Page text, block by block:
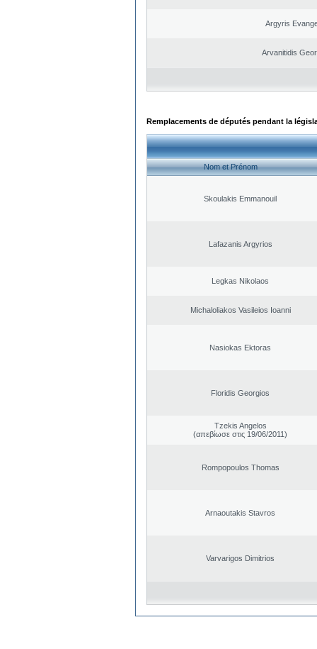
Argyris
Arvanitidis
Remplacements de députés pendant la
Nom et Prénom
Skoulakis Emmanouil
Lafazanis Argyrios
Legkas Nikolaos
Michaloliakos Vasileios Ioanni
Nasiokas Ektoras
Floridis Georgios
Tzekis Angelos
(απεβίωσε στις 19/06/2011)
Rompopoulos Thomas
Arnaoutakis Stavros
Varvarigos Dimitrios